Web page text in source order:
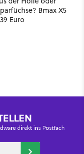
Bmax X5
Euro
direkt ins Postfach